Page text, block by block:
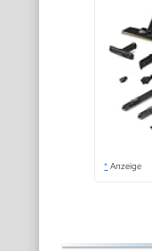
* Anzeige